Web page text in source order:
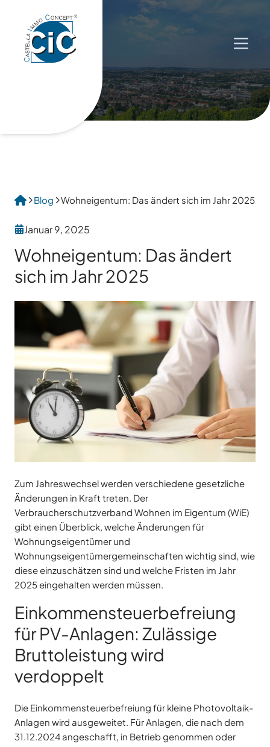
Menü
Blog Wohneigentum: Das ändert sich im Jahr 2025
Januar 9, 2025
Wohneigentum: Das ändert
sich im Jahr 2025
Zum Jahreswechsel werden verschiedene gesetzliche
Änderungen in Kraft treten. Der
Verbraucherschutzverband Wohnen im Eigentum (WiE)
gibt einen Überblick, welche Änderungen für
Wohnungseigentümer und
Wohnungseigentümergemeinschaften wichtig sind, wie
diese einzuschätzen sind und welche Fristen im Jahr
2025 eingehalten werden müssen.
Einkommensteuerbefreiung
für PV-Anlagen: Zulässige
Bruttoleistung wird
verdoppelt
Die Einkommensteuerbefreiung für kleine Photovoltaik-
Anlagen wird ausgeweitet. Für Anlagen, die nach dem
31.12.2024 angeschafft, in Betrieb genommen oder